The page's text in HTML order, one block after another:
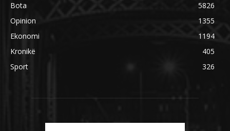
Bota
5826
Opinion
1355
Ekonomi
1194
Kronikë
405
Sport
326